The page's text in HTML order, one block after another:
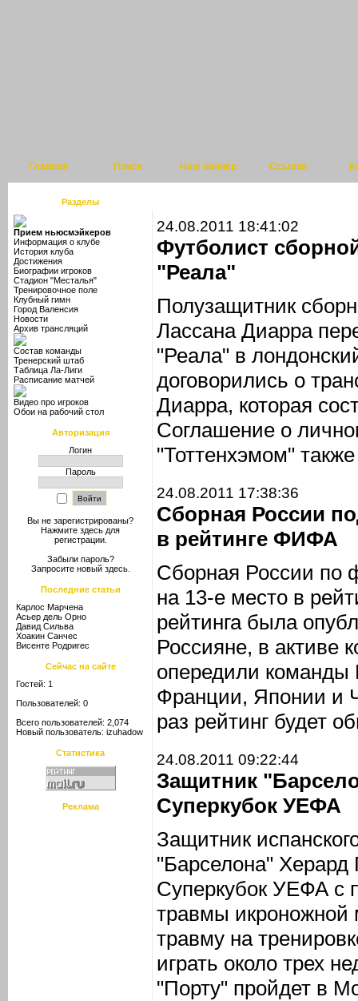
Главная Поиск Наш баннер Ссылки
Разделы
Прием ньюсмэйкеров
Информация о клубе
История клуба
Достижения
Биографии игроков
Стадион "Месталья"
Тренировочное поле
Клубный гимн
Город Валенсия
Новости
Архив трансляций
Состав команды
Тренерский штаб
Таблица Ла-Лиги
Расписание матчей
Видео про игроков
Обои на рабочий стол
Авторизация
Логин
Пароль
Вы не зарегистрированы?
Нажмите здесь для
регистрации.
Забыли пароль?
Запросите новый здесь.
Последние статьи
Карлос Марчена
Асьер дель Орно
Давид Сильва
Хоакин Санчес
Висенте Родригес
Сейчас на сайте
Гостей: 1
Пользователей: 0
Всего пользователей: 2,074
Новый пользователь: izuhadow
Статистика
Реклама
24.08.2011 18:41:02
Футболист
"Реала"
Полузащитник
Лассана Диарра
"Реала" в
договорились о
Диарра, которая
Соглашение о
"Тоттенхэмом" также
24.08.2011 17:38:36
Сборная России
в рейтинге ФИФА
Сборная России по
на 13-е место в
рейтинга была
Россияне, в активе
опередили команды
Франции, Японии и
раз рейтинг будет
24.08.2011 09:22:44
Защитник
Суперкубок УЕФА
Защитник
"Барселона" Херард
Суперкубок УЕФА с
травмы
травму на
играть около трех
"Порту" пройдет в